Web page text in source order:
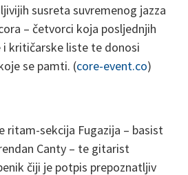
susreta suvremenog jazza
– četvorci koja posljednjih
i kritičarske liste te donosi
se pamti. (core-event.co)
ritam-sekcija Fugazija – basist
Canty – te gitarist
čiji je potpis prepoznatljiv